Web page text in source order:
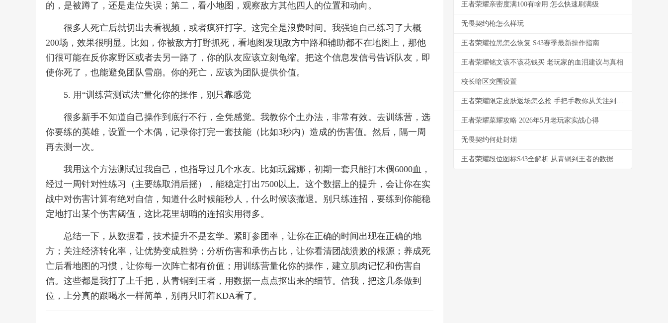
的，是被蹲了，还是走位失误；第二，看小地图，观察敌方其他四人的位置和动向。
很多人死亡后就切出去看视频，或者疯狂打字。这完全是浪费时间。我强迫自己练习了大概
200场，效果很明显。比如，你被敌方打野抓死，看地图发现敌方中路和辅助都不在地图上，那他
们很可能在反你家野区或者去另一路了，你的队友应该立刻龟缩。把这个信息发信号告诉队友，即
使你死了，也能避免团队雪崩。你的死亡，应该为团队提供价值。
5. 用“训练营测试法”量化你的操作，别只靠感觉
很多新手不知道自己操作到底行不行，全凭感觉。我教你个土办法，非常有效。去训练营，选
你要练的英雄，设置一个木偶，记录你打完一套技能（比如3秒内）造成的伤害值。然后，隔一周
再去测一次。
我用这个方法测试过我自己，也指导过几个水友。比如玩露娜，初期一套只能打木偶6000血，
经过一周针对性练习（主要练取消后摇），能稳定打出7500以上。这个数据上的提升，会让你在实
战中对伤害计算有绝对自信，知道什么时候能秒人，什么时候该撤退。别只练连招，要练到你能稳
定地打出某个伤害阈值，这比花里胡哨的连招实用得多。
总结一下，从数据看，技术提升不是玄学。紧盯参团率，让你在正确的时间出现在正确的地
方；关注经济转化率，让优势变成胜势；分析伤害和承伤占比，让你看清团战溃败的根源；养成死
亡后看地图的习惯，让你每一次阵亡都有价值；用训练营量化你的操作，建立肌肉记忆和伤害自
信。这些都是我打了上千把，从青铜到王者，用数据一点点抠出来的细节。信我，把这几条做到
位，上分真的跟喝水一样简单，别再只盯着KDA看了。
王者荣耀亲密度满100有啥用 怎么快速刷满级
无畏契约枪怎么样玩
王者荣耀拉黑怎么恢复 S43赛季最新操作指南
王者荣耀铭文该不该花钱买 老玩家的血泪建议与真相
校长暗区突围设置
王者荣耀限定皮肤返场怎么抢 手把手教你从关注到入手
王者荣耀菜耀攻略 2026年5月老玩家实战心得
无畏契约何处封烟
王者荣耀段位图标S43全解析 从青铜到王者的数据与实战洞察